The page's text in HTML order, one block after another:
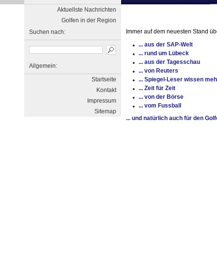
Aktuellste Nachrichten
Golfen in der Region
Suchen nach:
Allgemein:
Startseite
Kontakt
Impressum
Sitemap
Immer auf dem neuesten Stand
... aus der SAP-Welt
... rund um Lübeck
... aus der Tagesschau
... von Reuters
... Spiegel-Leser wissen
... Zeit für Zeit
... von der Börse
... vom Fussball
... und natürlich auch für den